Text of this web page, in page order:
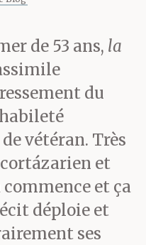
une
des
de 53 ans, la
du
vétéran. Très
et
et ça
déploie et
ses